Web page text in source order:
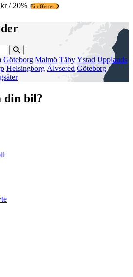
/ 20% Få offerter
Göteborg Malmö TäbyYstad Upplands
Helsingborg Älvsered Göteborg
din bil?